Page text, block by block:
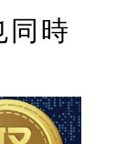
同時